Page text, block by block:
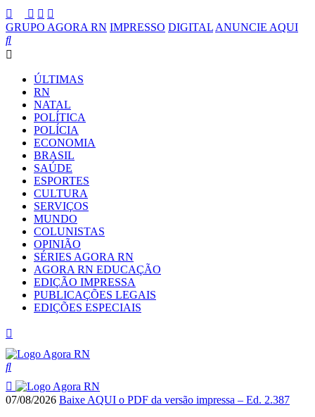
GRUPO AGORA RN IMPRESSO DIGITAL ANUNCIE AQUI
ÚLTIMAS
RN
NATAL
POLÍTICA
POLÍCIA
ECONOMIA
BRASIL
SAÚDE
ESPORTES
CULTURA
SERVIÇOS
MUNDO
COLUNISTAS
OPINIÃO
SÉRIES AGORA RN
AGORA RN EDUCAÇÃO
EDIÇÃO IMPRESSA
PUBLICAÇÕES LEGAIS
EDIÇÕES ESPECIAIS
07/08/2026 Baixe AQUI o PDF da versão impressa – Ed. 2.387